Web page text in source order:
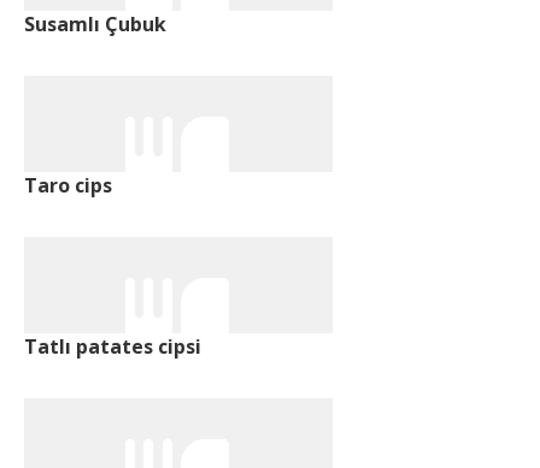
Susamlı Çubuk
Taro cips
Tatlı patates cipsi